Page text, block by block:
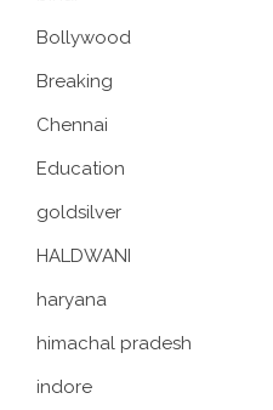
Bollywood
Breaking
Chennai
Education
goldsilver
HALDWANI
haryana
himachal pradesh
indore